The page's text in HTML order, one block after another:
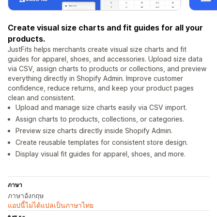
Create visual size charts and fit guides for all your
products.
JustFits helps merchants create visual size charts and fit
guides for apparel, shoes, and accessories. Upload size data
via CSV, assign charts to products or collections, and preview
everything directly in Shopify Admin. Improve customer
confidence, reduce returns, and keep your product pages
clean and consistent.
Upload and manage size charts easily via CSV import.
Assign charts to products, collections, or categories.
Preview size charts directly inside Shopify Admin.
Create reusable templates for consistent store design.
Display visual fit guides for apparel, shoes, and more.
ภาษา
ภาษาอังกฤษ
แอปนี้ไม่ได้แปลเป็นภาษาไทย